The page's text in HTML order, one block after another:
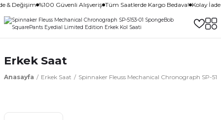
& Değişim %100 Güvenli Alışveriş Tüm Saatlerde Kargo Bedava! Kolay
Erkek Saat
Anasayfa Erkek Saat Spinnaker Fleuss Mechanical Chronograph SP-